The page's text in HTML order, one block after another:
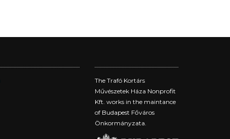
The Trafó Kortárs
Művészetek Háza Nonprofit
Kft. works in the maintance
of Budapest Főváros
Önkormányzata.